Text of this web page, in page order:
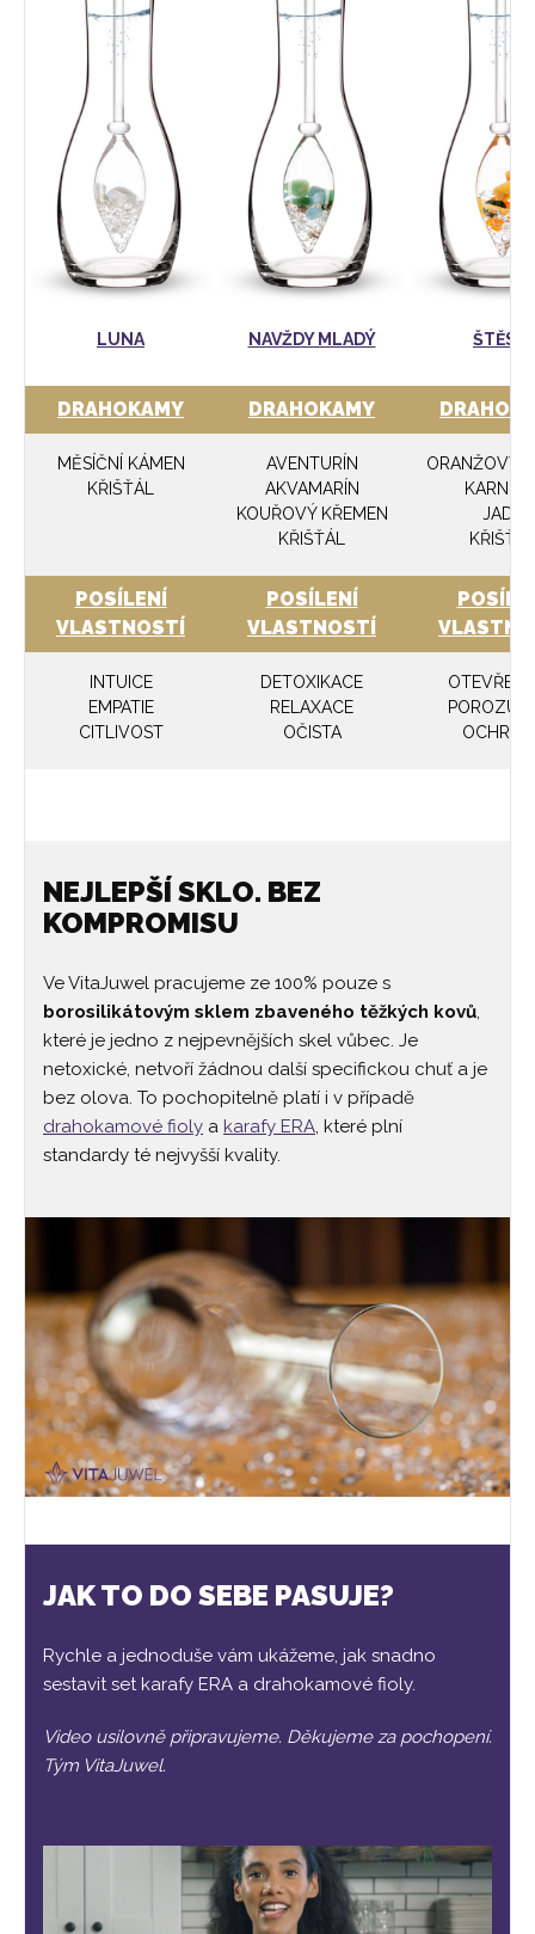
LUNA NAVŽDY MLADÝ ŠTĚSTÍ
DRAHOKAMY
MĚSÍČNÍ KÁMEN
KŘIŠŤÁL
DRAHOKAMY
AVENTURÍN
AKVAMARÍN
KOUŘOVÝ KŘEMEN
KŘIŠŤÁL
ORANŽOVÝ
JADE
KŘIŠŤÁL
POSÍLENÍ
VLASTNOSTÍ
INTUICE
EMPATIE
CITLIVOST
POSÍLENÍ
VLASTNOSTÍ
DETOXIKACE
RELAXACE
OČISTA
NEJLEPŠÍ SKLO. BEZ
KOMPROMISU
Ve VitaJuwel pracujeme ze 100% pouze s
borosilikátovým sklem zbaveného těžkých kovů,
které je jedno z nejpevnějších skel vůbec. Je
netoxické, netvoří žádnou další specifickou chuť a je
bez olova. To pochopitelně platí i v případě
drahokamové fioly a karafy ERA, které plní
standardy té nejvyšší kvality.
JAK TO DO SEBE PASUJE?
Rychle a jednoduše vám ukážeme, jak snadno
sestavit set karafy ERA a drahokamové fioly.
Video usilovně připravujeme. Děkujeme za pochopení.
Tým VitaJuwel.